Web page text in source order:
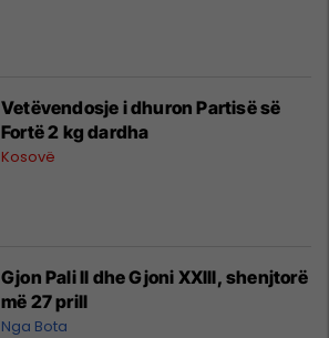
Vetëvendosje i dhuron Partisë së
Fortë 2 kg dardha
Kosovë
Gjon Pali II dhe Gjoni XXIII, shenjtorë
më 27 prill
Nga Bota